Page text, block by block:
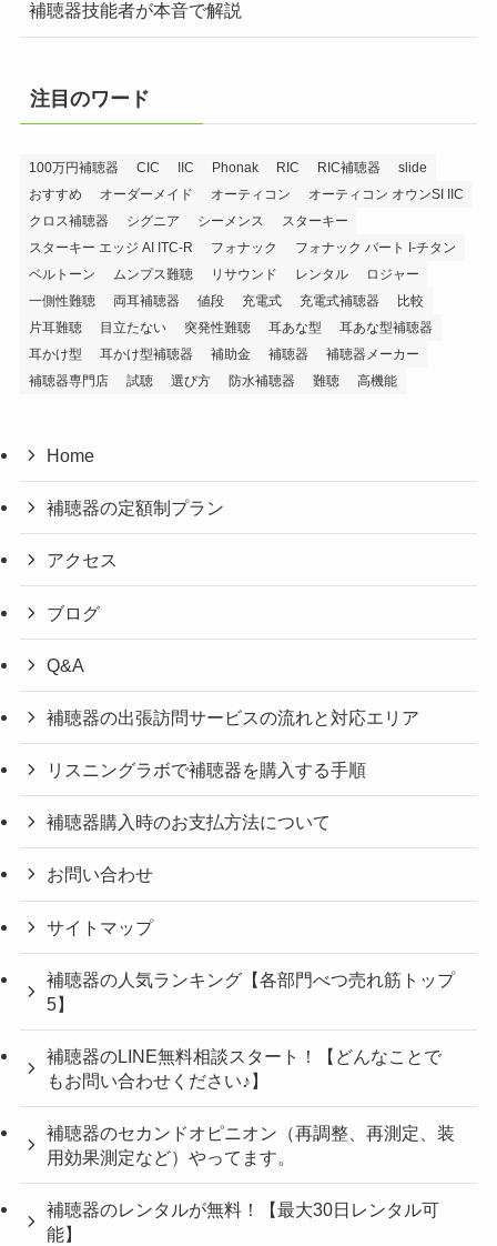
補聴器技能者が本音で解説
注目のワード
100万円補聴器 CIC IIC Phonak RIC RIC補聴器
slide
おすすめ
オーダーメイド オーティコン
オーティコン オウンSI IIC
クロス補聴器
シグニア シーメンス
スターキー
スターキー エッジ AI ITC-R
フォナック
フォナック バート I-チタン
ベルトーン
ムンプス難聴 リサウンド レンタル
ロジャー
一側性難聴
両耳補聴器 値段 充電式 充電式補聴器
比較
片耳難聴
目立たない 突発性難聴 耳あな型
耳あな型補聴器
耳かけ型
耳かけ型補聴器 補助金 補聴器
補聴器メーカー
補聴器専門店
試聴 選び方 防水補聴器 難聴 高機能
Home
補聴器の定額制プラン
アクセス
ブログ
Q&A
補聴器の出張訪問サービスの流れと対応エリア
リスニングラボで補聴器を購入する手順
補聴器購入時のお支払方法について
お問い合わせ
サイトマップ
補聴器の人気ランキング【各部門べつ売れ筋トップ
5】
補聴器のLINE無料相談スタート！【どんなことで
もお問い合わせください♪】
補聴器のセカンドオピニオン（再調整、再測定、装
用効果測定など）やってます。
補聴器のレンタルが無料！【最大30日レンタル可
能】